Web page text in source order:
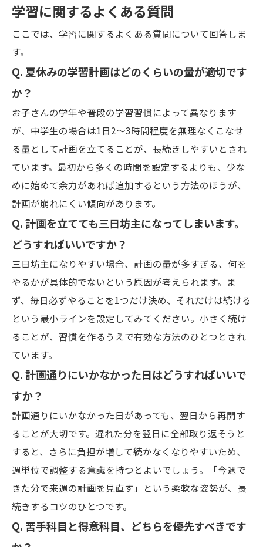
学習に関するよくある質問
ここでは、学習に関するよくある質問について回答しま
す。
Q. 夏休みの学習計画はどのくらいの量が適切です
か？
お子さんの学年や普段の学習習慣によって異なります
が、中学生の場合は1日2〜3時間程度を無理なくこなせ
る量として計画を立てることが、長続きしやすいとされ
ています。最初から多くの時間を設定するよりも、少な
めに始めて余力があれば追加するという方法のほうが、
計画が崩れにくい傾向があります。
Q. 計画を立てても三日坊主になってしまいます。
どうすればいいですか？
三日坊主になりやすい場合、計画の量が多すぎる、何を
やるかが具体的でないという原因が考えられます。ま
ず、毎日必ずやることを1つだけ決め、それだけは続ける
という最小ラインを設定してみてください。小さく続け
ることが、習慣を作るうえで有効な方法のひとつとされ
ています。
Q. 計画通りにいかなかった日はどうすればいいで
すか？
計画通りにいかなかった日があっても、翌日から再開す
ることが大切です。遅れた分を翌日に全部取り返そうと
すると、さらに負担が増して続かなくなりやすいため、
週単位で調整する意識を持つとよいでしょう。「今週で
きた分で来週の計画を見直す」という柔軟な姿勢が、長
続きするコツのひとつです。
Q. 苦手科目と得意科目、どちらを優先すべきです